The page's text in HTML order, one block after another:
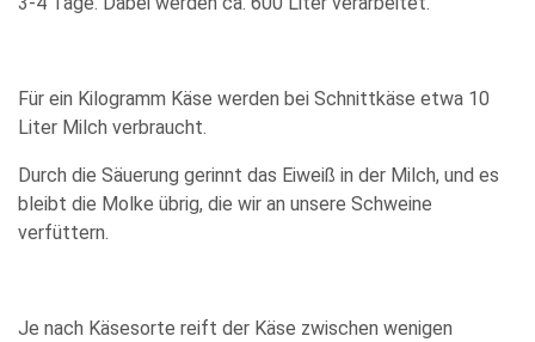
Für ein Kilogramm Käse werden bei Schnittkäse etwa 10
Liter Milch verbraucht.
Durch die Säuerung gerinnt das Eiweiß in der Milch, und es
bleibt die Molke übrig, die wir an unsere Schweine
verfüttern.
Je nach Käsesorte reift der Käse zwischen wenigen